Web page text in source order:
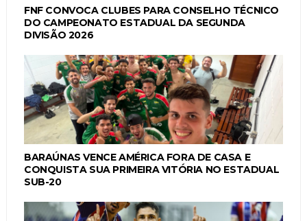
FNF CONVOCA CLUBES PARA CONSELHO TÉCNICO
DO CAMPEONATO ESTADUAL DA SEGUNDA
DIVISÃO 2026
BARAÚNAS VENCE AMÉRICA FORA DE CASA E
CONQUISTA SUA PRIMEIRA VITÓRIA NO ESTADUAL
SUB-20